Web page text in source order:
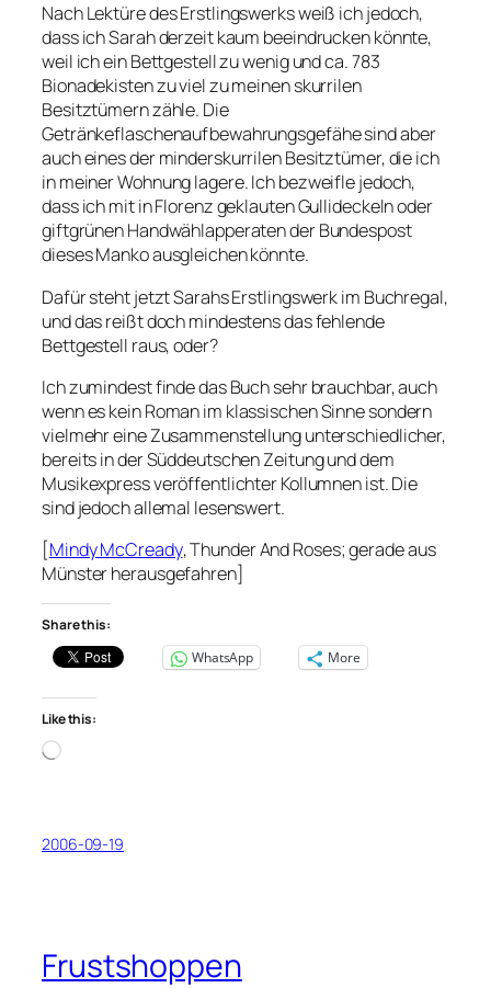
Nach Lektüre des Erstlingswerks weiß ich jedoch,
dass ich Sarah derzeit kaum beeindrucken könnte,
weil ich ein Bettgestell zu wenig und ca. 783
Bionadekisten zu viel zu meinen skurrilen
Besitztümern zähle. Die
Getränkeflaschenaufbewahrungsgefähe sind aber
auch eines der minderskurrilen Besitztümer, die ich
in meiner Wohnung lagere. Ich bezweifle jedoch,
dass ich mit in Florenz geklauten Gullideckeln oder
giftgrünen Handwählapperaten der Bundespost
dieses Manko ausgleichen könnte.
Dafür steht jetzt Sarahs Erstlingswerk im Buchregal,
und das reißt doch mindestens das fehlende
Bettgestell raus, oder?
Ich zumindest finde das Buch sehr brauchbar, auch
wenn es kein Roman im klassischen Sinne sondern
vielmehr eine Zusammenstellung unterschiedlicher,
bereits in der Süddeutschen Zeitung und dem
Musikexpress veröffentlichter Kollumnen ist. Die
sind jedoch allemal lesenswert.
[Mindy McCready, Thunder And Roses; gerade aus
Münster herausgefahren]
Share this:
WhatsApp
More
Like this:
Loading…
2006-09-19
Frustshoppen